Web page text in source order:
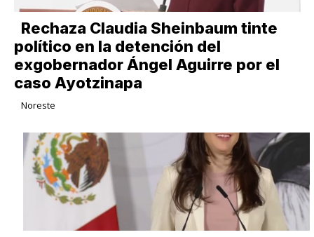
Rechaza Claudia Sheinbaum tinte
político en la detención del
exgobernador Ángel Aguirre por el
caso Ayotzinapa
Noreste